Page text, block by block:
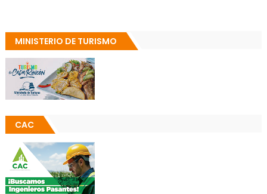
MINISTERIO DE TURISMO
CAC